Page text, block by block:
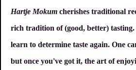
Hartje Mokum cherishes traditional
rich tradition of (good, better) tasting.
learn to determine taste again. One
but once you've got it, the art of